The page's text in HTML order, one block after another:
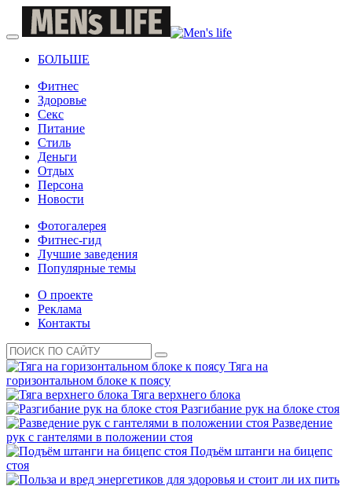
БОЛЬШЕ
Фитнес
Здоровье
Секс
Питание
Стиль
Деньги
Отдых
Персона
Новости
Фотогалерея
Фитнес-гид
Лучшие заведения
Популярные темы
О проекте
Реклама
Контакты
Тяга на
горизонтальном блоке к поясу
Тяга верхнего блока
Разгибание рук на блоке стоя
Разведение
рук с гантелями в положении стоя
Подъём штанги на бицепс
стоя